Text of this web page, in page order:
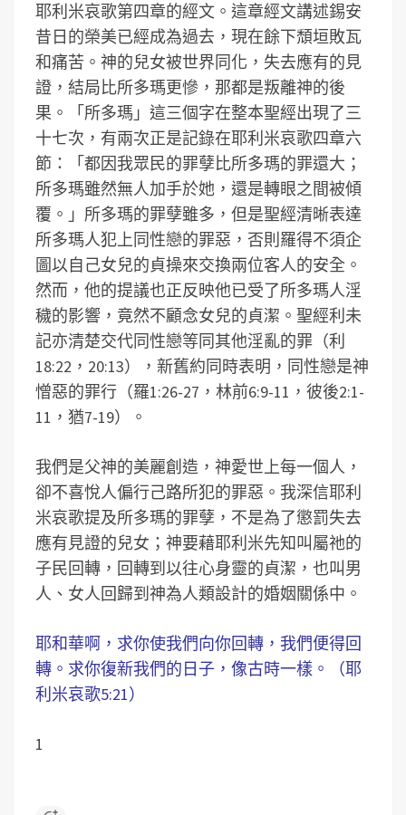
耶利米哀歌第四章的經文。這章經文講述錫安
昔日的榮美已經成為過去，現在餘下頹垣敗瓦
和痛苦。神的兒女被世界同化，失去應有的見
證，結局比所多瑪更慘，那都是叛離神的後
果。「所多瑪」這三個字在整本聖經出現了三
十七次，有兩次正是記錄在耶利米哀歌四章六
節：「都因我眾民的罪孽比所多瑪的罪還大；
所多瑪雖然無人加手於她，還是轉眼之間被傾
覆。」所多瑪的罪孽雖多，但是聖經清晰表達
所多瑪人犯上同性戀的罪惡，否則羅得不須企
圖以自己女兒的貞操來交換兩位客人的安全。
然而，他的提議也正反映他已受了所多瑪人淫
穢的影響，竟然不顧念女兒的貞潔。聖經利未
記亦清楚交代同性戀等同其他淫亂的罪（利
18:22，20:13），新舊約同時表明，同性戀是神
憎惡的罪行（羅1:26-27，林前6:9-11，彼後2:1-
11，猶7-19）。
我們是父神的美麗創造，神愛世上每一個人，
卻不喜悅人偏行己路所犯的罪惡。我深信耶利
米哀歌提及所多瑪的罪孽，不是為了懲罰失去
應有見證的兒女；神要藉耶利米先知叫屬祂的
子民回轉，回轉到以往心身靈的貞潔，也叫男
人、女人回歸到神為人類設計的婚姻關係中。
耶和華啊，求你使我們向你回轉，我們便得回
轉。求你復新我們的日子，像古時一樣。（耶
利米哀歌5:21）
1